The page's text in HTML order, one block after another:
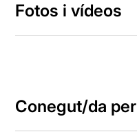
Fotos i vídeos
Conegut/da per